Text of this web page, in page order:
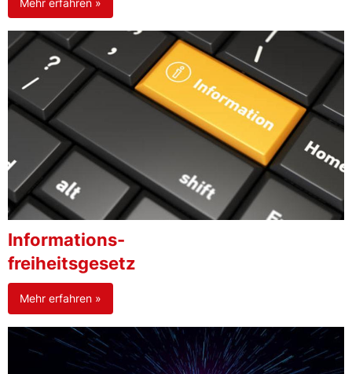
Informations-
freiheitsgesetz
Mehr erfahren »